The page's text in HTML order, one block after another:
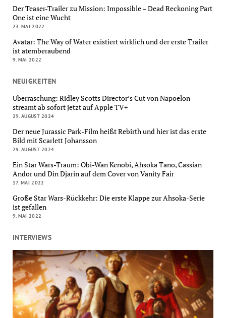
Der Teaser-Trailer zu Mission: Impossible – Dead Reckoning Part
One ist eine Wucht
23. MAI 2022
Avatar: The Way of Water existiert wirklich und der erste Trailer
ist atemberaubend
9. MAI 2022
NEUIGKEITEN
Überraschung: Ridley Scotts Director’s Cut von Napoelon
streamt ab sofort jetzt auf Apple TV+
29. AUGUST 2024
Der neue Jurassic Park-Film heißt Rebirth und hier ist das erste
Bild mit Scarlett Johansson
29. AUGUST 2024
Ein Star Wars-Traum: Obi-Wan Kenobi, Ahsoka Tano, Cassian
Andor und Din Djarin auf dem Cover von Vanity Fair
17. MAI 2022
Große Star Wars-Rückkehr: Die erste Klappe zur Ahsoka-Serie
ist gefallen
9. MAI 2022
INTERVIEWS